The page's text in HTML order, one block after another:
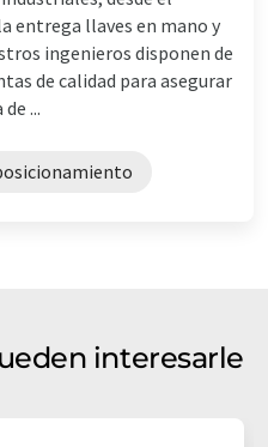
entrega llaves en mano y
ingenieros disponen de
de calidad para asegurar
...
interesarle